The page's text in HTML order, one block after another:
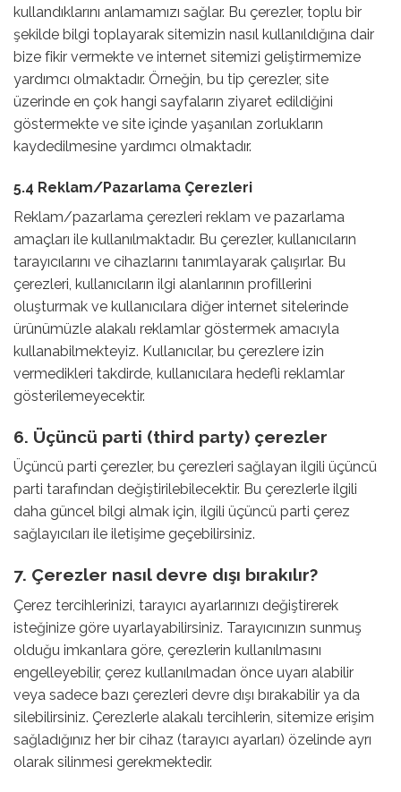
kullandıklarını anlamamızı sağlar. Bu çerezler, toplu bir
şekilde bilgi toplayarak sitemizin nasıl kullanıldığına dair
bize fikir vermekte ve internet sitemizi geliştirmemize
yardımcı olmaktadır. Örneğin, bu tip çerezler, site
üzerinde en çok hangi sayfaların ziyaret edildiğini
göstermekte ve site içinde yaşanılan zorlukların
kaydedilmesine yardımcı olmaktadır.
5.4 Reklam/Pazarlama Çerezleri
Reklam/pazarlama çerezleri reklam ve pazarlama
amaçları ile kullanılmaktadır. Bu çerezler, kullanıcıların
tarayıcılarını ve cihazlarını tanımlayarak çalışırlar. Bu
çerezleri, kullanıcıların ilgi alanlarının profillerini
oluşturmak ve kullanıcılara diğer internet sitelerinde
ürünümüzle alakalı reklamlar göstermek amacıyla
kullanabilmekteyiz. Kullanıcılar, bu çerezlere izin
vermedikleri takdirde, kullanıcılara hedefli reklamlar
gösterilemeyecektir.
6. Üçüncü parti (third party) çerezler
Üçüncü parti çerezler, bu çerezleri sağlayan ilgili üçüncü
parti tarafından değiştirilebilecektir. Bu çerezlerle ilgili
daha güncel bilgi almak için, ilgili üçüncü parti çerez
sağlayıcıları ile iletişime geçebilirsiniz.
7. Çerezler nasıl devre dışı bırakılır?
Çerez tercihlerinizi, tarayıcı ayarlarınızı değiştirerek
isteğinize göre uyarlayabilirsiniz. Tarayıcınızın sunmuş
olduğu imkanlara göre, çerezlerin kullanılmasını
engelleyebilir, çerez kullanılmadan önce uyarı alabilir
veya sadece bazı çerezleri devre dışı bırakabilir ya da
silebilirsiniz. Çerezlerle alakalı tercihlerin, sitemize erişim
sağladığınız her bir cihaz (tarayıcı ayarları) özelinde ayrı
olarak silinmesi gerekmektedir.